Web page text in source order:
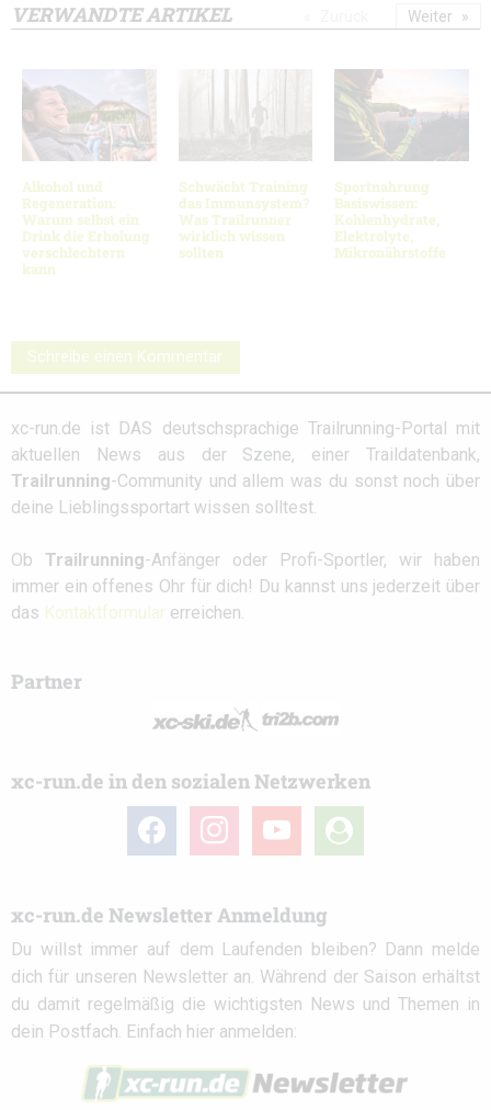
VERWANDTE ARTIKEL
Alkohol und
Regeneration:
Warum selbst ein
Drink die Erholung
verschlechtern
kann
Schwächt Training
das Immunsystem?
Was Trailrunner
wirklich wissen
sollten
Sportnahrung
Basiswissen:
Kohlenhydrate,
Elektrolyte,
Mikronährstoffe
Weiter
Schreibe einen Kommentar
xc-run.de ist DAS deutschsprachige Trailrunning-Portal mit
aktuellen News aus der Szene, einer Traildatenbank,
Trailrunning-Community und allem was du sonst noch über
deine Lieblingssportart wissen solltest.
Ob Trailrunning-Anfänger oder Profi-Sportler, wir haben
immer ein offenes Ohr für dich! Du kannst uns jederzeit über
das Kontaktformular erreichen.
Partner
xc-run.de in den sozialen Netzwerken
facebook instagramyoutube
user-
circle
xc-run.de Newsletter Anmeldung
Du willst immer auf dem Laufenden bleiben? Dann melde
dich für unseren Newsletter an. Während der Saison erhältst
du damit regelmäßig die wichtigsten News und Themen in
dein Postfach. Einfach hier anmelden: